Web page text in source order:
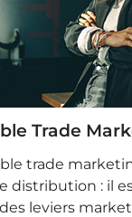
Trade
trade
distribution : il
leviers